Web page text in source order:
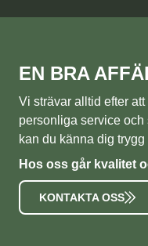
EN BRA
Vi strävar alltid efter
personliga service
kan du känna dig
Hos oss går kvalitet
KONTAKTA OSS